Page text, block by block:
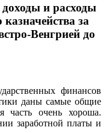
доходы и расходы
за
Венгрией до
финансов
даны самые общие
часть очень хороша.
заработной платы и